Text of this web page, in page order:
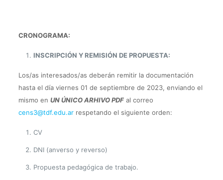
CRONOGRAMA:
INSCRIPCIÓN Y REMISIÓN DE PROPUESTA:
Los/as interesados/as deberán remitir la documentación
hasta el día viernes 01 de septiembre de 2023, enviando el
mismo en UN ÚNICO ARHIVO PDFal correo
cens3@tdf.edu.arrespetando el siguiente orden:
CV
DNI (anverso y reverso)
Propuesta pedagógica de trabajo.